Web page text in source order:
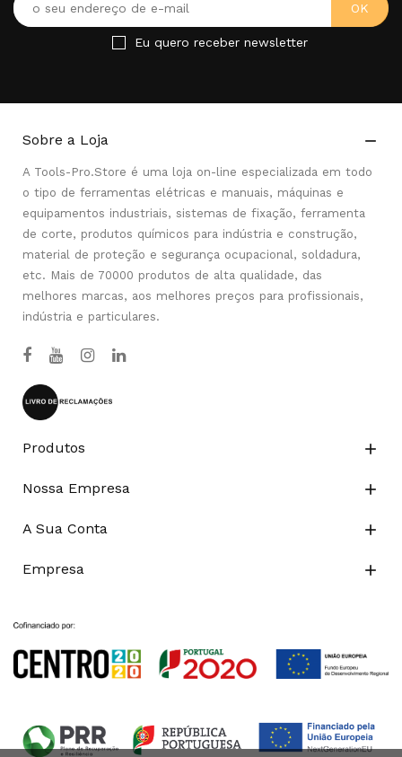
Eu quero receber newsletter
Sobre a Loja 
A Tools-Pro.Store é uma loja on-line especializada em todo
o tipo de ferramentas elétricas e manuais, máquinas e
equipamentos industriais, sistemas de fixação, ferramenta
de corte, produtos químicos para indústria e construção,
material de proteção e segurança ocupacional, soldadura,
etc. Mais de 70000 produtos de alta qualidade, das
melhores marcas, aos melhores preços para profissionais,
indústria e particulares.
Produtos 
Nossa Empresa 
A Sua Conta 
Empresa 